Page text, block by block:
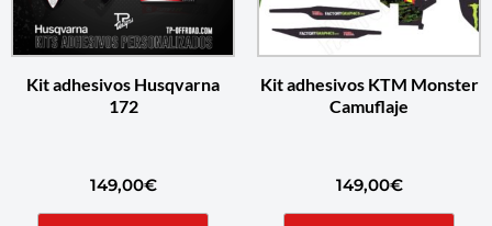
Kit adhesivos Husqvarna
172
149,00€
Kit adhesivos KTM Monster
Camuflaje
149,00€